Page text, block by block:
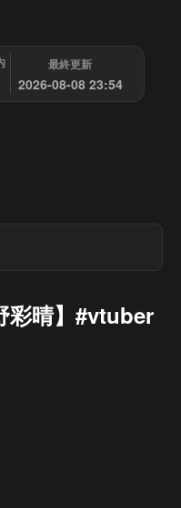
最終更新
2026-08-08 23:54
彩晴】#vtuber